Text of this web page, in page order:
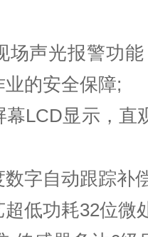
声光报警功
的安全保障;
LCD显示，直
字自动跟踪补
低功耗32位微